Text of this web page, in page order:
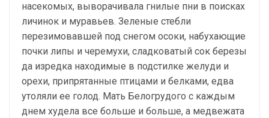
насекомых, выворачивала гнилые пни в поисках
личинок и муравьев. Зеленые стебли
перезимовавшей под снегом осоки, набухающие
почки липы и черемухи, сладковатый сок березы
да изредка находимые в подстилке желуди и
орехи, припрятанные птицами и белками, едва
утоляли ее голод. Мать Белогрудого с каждым
днем худела все больше и больше, а медвежата